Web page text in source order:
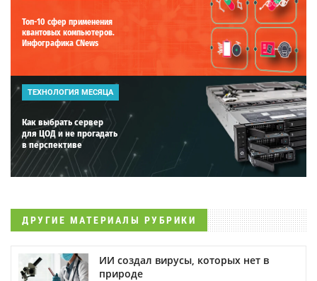
Топ-10 сфер применения
квантовых компьютеров.
Инфографика CNews
ТЕХНОЛОГИЯ МЕСЯЦА
Как выбрать сервер
для ЦОД и не прогадать
в перспективе
ДРУГИЕ МАТЕРИАЛЫ РУБРИКИ
ИИ создал вирусы, которых нет в
природе